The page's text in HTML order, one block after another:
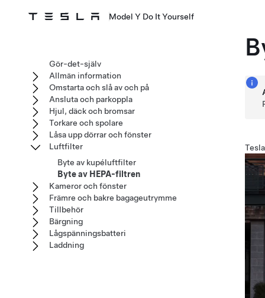
Model Y Do It Yourself
Gör-det-själv
Allmän information
Omstarta och slå av och på
Ansluta och parkoppla
Hjul, däck och bromsar
Torkare och spolare
Låsa upp dörrar och fönster
Luftfilter
Byte av kupéluftfilter
Byte av HEPA-filtren
Kameror och fönster
Främre och bakre bagageutrymme
Tillbehör
Bärgning
Lågspänningsbatteri
Laddning